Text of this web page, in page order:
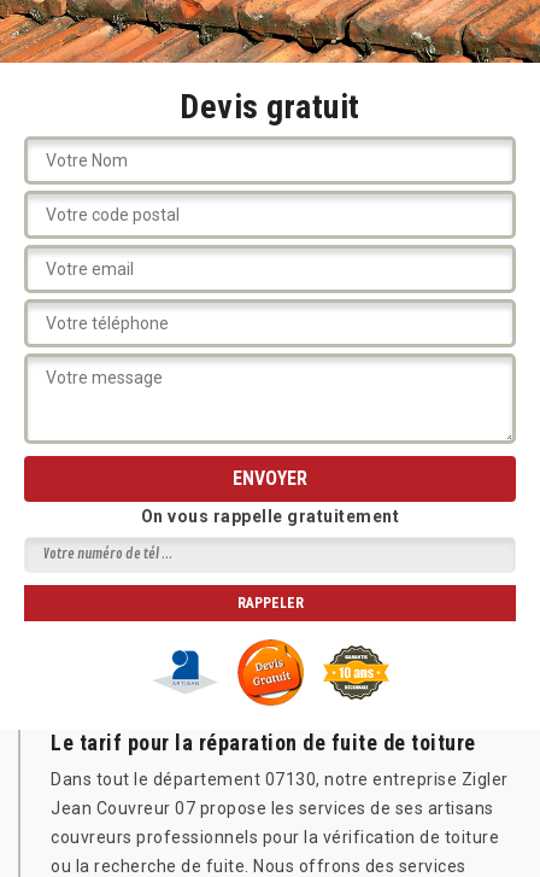
Devis gratuit
On vous rappelle gratuitement
Le tarif pour la réparation de fuite de toiture
Dans tout le département 07130, notre entreprise Zigler
Jean Couvreur 07 propose les services de ses artisans
couvreurs professionnels pour la vérification de toiture
ou la recherche de fuite. Nous offrons des services